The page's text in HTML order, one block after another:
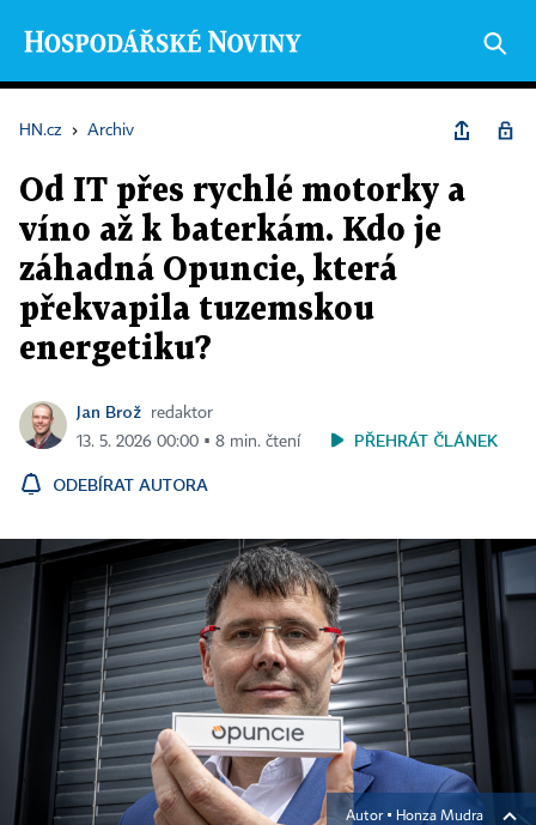
HN.cz › Archiv
Od IT přes rychlé motorky a
víno až k baterkám. Kdo je
záhadná Opuncie, která
překvapila tuzemskou
energetiku?
Jan Brož
redaktor
13. 5. 2026 00:00 ▪ 8 min. čtení
PŘEHRÁT ČLÁNEK
ODEBÍRAT AUTORA
Autor ▪ Honza Mudra